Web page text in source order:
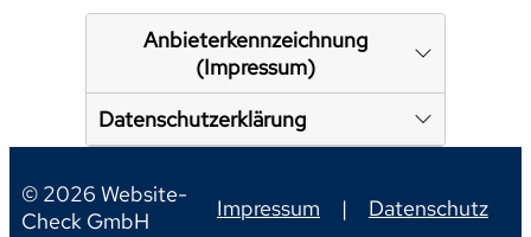
Anbieterkennzeichnung
(Impressum)
Datenschutzerklärung
© 2026 Website-
Check GmbH
Impressum | Datenschutz